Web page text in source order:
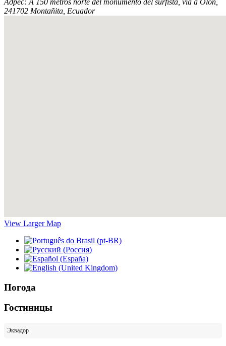
Адрес: A 150 metros norte del monumento del surfista, via a Olón,
241702 Montañita, Ecuador
View Larger Map
Погода
Гостиницы
Эквадор